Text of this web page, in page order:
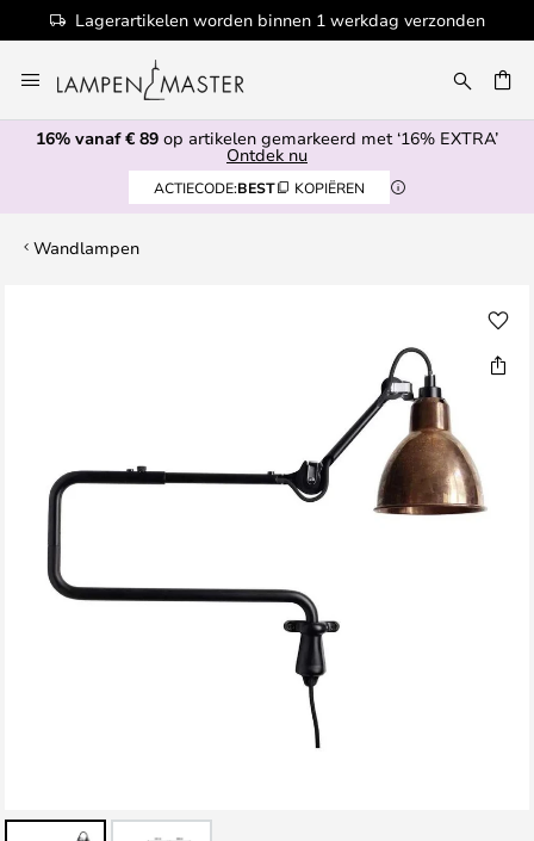
Lagerartikelen worden binnen 1 werkdag verzonden
naar
de
inhoud
16% vanaf € 89 op artikelen gemarkeerd met ‘16% EXTRA’
Ontdek nu
ACTIECODE:BEST KOPIËREN
Wandlampen
afbeeldingen-
gallerij